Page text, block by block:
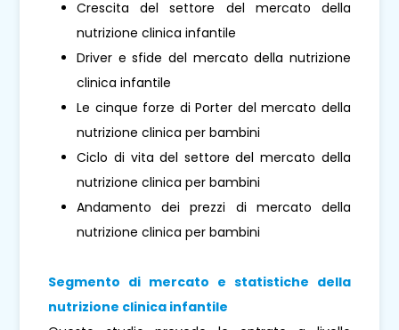
Crescita del settore del mercato della
nutrizione clinica infantile
Driver e sfide del mercato della nutrizione
clinica infantile
Le cinque forze di Porter del mercato della
nutrizione clinica per bambini
Ciclo di vita del settore del mercato della
nutrizione clinica per bambini
Andamento dei prezzi di mercato della
nutrizione clinica per bambini
Segmento di mercato e statistiche della
nutrizione clinica infantile